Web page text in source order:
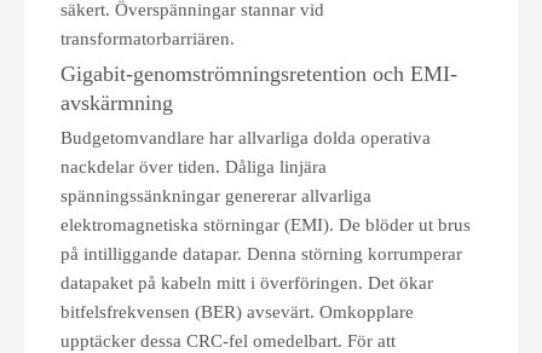
säkert. Överspänningar stannar vid
transformatorbarriären.
Gigabit-genomströmningsretention och EMI-
avskärmning
Budgetomvandlare har allvarliga dolda operativa
nackdelar över tiden. Dåliga linjära
spänningssänkningar genererar allvarliga
elektromagnetiska störningar (EMI). De blöder ut brus
på intilliggande datapar. Denna störning korrumperar
datapaket på kabeln mitt i överföringen. Det ökar
bitfelsfrekvensen (BER) avsevärt. Omkopplare
upptäcker dessa CRC-fel omedelbart. För att